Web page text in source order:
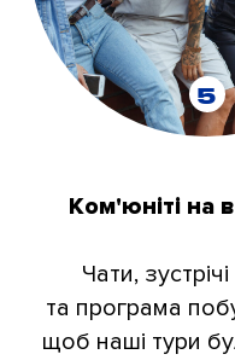
5
Ком'юніті на
Чати,
та програма
щоб наші тури